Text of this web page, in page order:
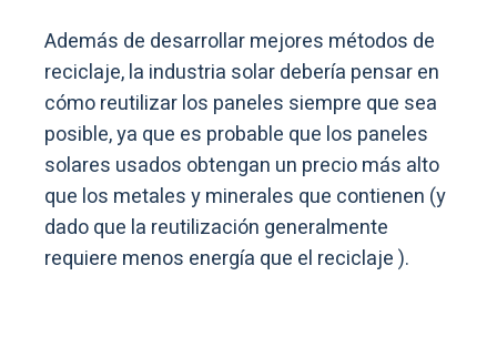
Además de desarrollar mejores métodos de
reciclaje, la industria solar debería pensar en
cómo reutilizar los paneles siempre que sea
posible, ya que es probable que los paneles
solares usados ​​obtengan un precio más alto
que los metales y minerales que contienen (y
dado que la reutilización generalmente
requiere menos energía que el reciclaje ).